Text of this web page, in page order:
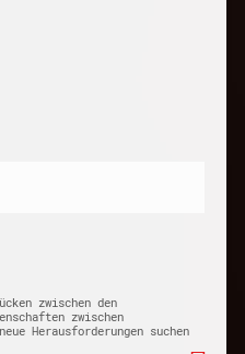
zwischen den
zwischen
Herausforderungen suchen